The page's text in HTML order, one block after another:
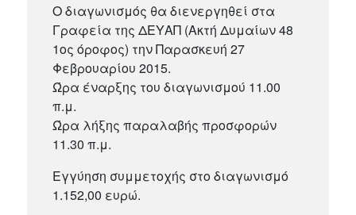
Ο διαγωνισμός θα διενεργηθεί στα
Γραφεία της ΔΕΥΑΠ (Ακτή Δυμαίων 48
1ος όροφος) την Παρασκευή 27
Φεβρουαρίου 2015.
Ώρα έναρξης του διαγωνισμού 11.00
π.μ.
Ώρα λήξης παραλαβής προσφορών
11.30 π.μ.
Εγγύηση συμμετοχής στο διαγωνισμό
1.152,00 ευρώ.